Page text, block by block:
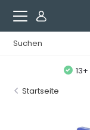
Startseite